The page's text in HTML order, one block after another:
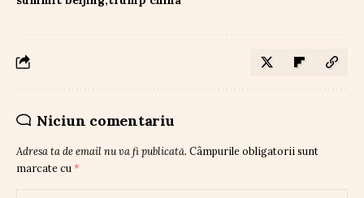
Niciun comentariu
Adresa ta de email nu va fi publicată. Câmpurile obligatorii sunt
marcate cu *